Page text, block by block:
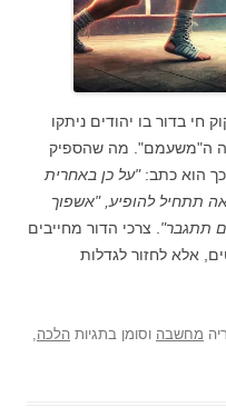
בדור בו יהודים ניתקו
ה"משעמם". מה שהספיק
הוא כתב:"על כן באחרית
תתחיל להופיע, "אשפוך
תתגבר" . צרכי הדור מחייבים
אלא לחזור לגדלות
מחשבה וסומן בתגיות הלכה